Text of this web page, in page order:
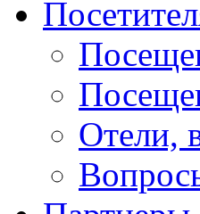
Отели,